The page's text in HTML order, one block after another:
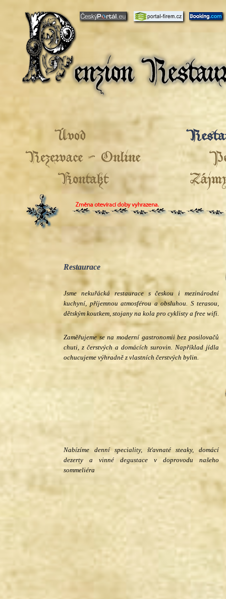
Restaurace
Jsme nekuřácká restaurace s českou i mezinárodní
kuchyní, příjemnou atmosférou a obsluhou. S terasou,
dětským koutkem, stojany na kola pro cyklisty a free wifi.
Zaměřujeme se na moderní gastronomii bez posilovačů
chuti, z čerstvých a domácích surovin. Například jídla
ochucujeme výhradně z vlastních čerstvých bylin.
Nabízíme denní speciality, šťavnaté steaky, domácí
dezerty a vinné degustace v doprovodu našeho
sommeliéra